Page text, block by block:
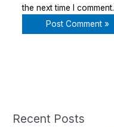
the next time I comment.
Recent Posts